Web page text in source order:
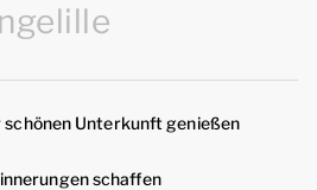
schönen Unterkunft genießen
schaffen